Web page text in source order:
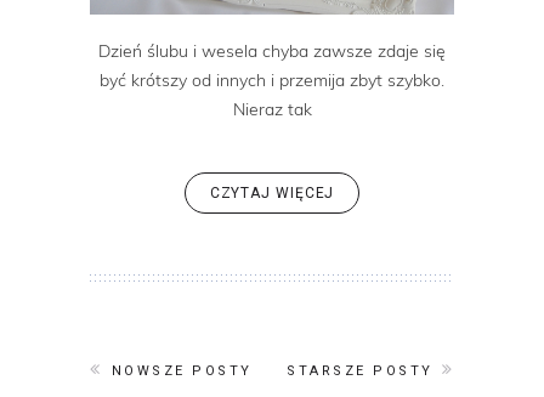
Dzień ślubu i wesela chyba zawsze zdaje się
być krótszy od innych i przemija zbyt szybko.
Nieraz tak
CZYTAJ WIĘCEJ
NOWSZE POSTY STARSZE POSTY